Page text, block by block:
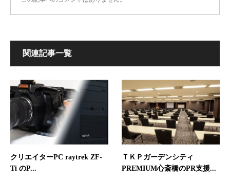
関連記事一覧
クリエイターPC raytrek ZF-
Ti のP...
ＴＫＰガーデンシティ
PREMIUM心斎橋のPR支援...